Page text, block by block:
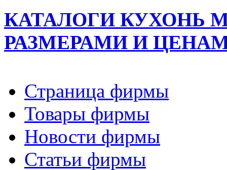
КАТАЛОГИ КУХОНЬ
РАЗМЕРАМИ И
Страница фирмы
Товары фирмы
Новости фирмы
Статьи фирмы